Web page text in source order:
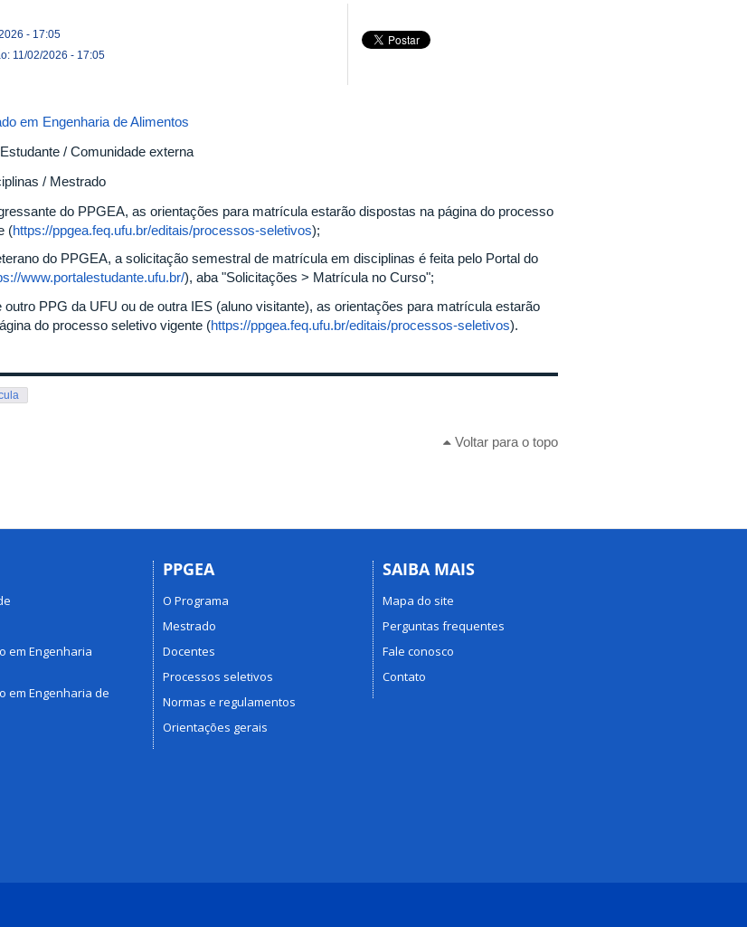
- 17:05
11/02/2026 - 17:05
em Engenharia de Alimentos
Estudante / Comunidade externa
/ Mestrado
do PPGEA, as orientações para matrícula estarão dispostas na página do processo
(https://ppgea.feq.ufu.br/editais/processos-seletivos);
do PPGEA, a solicitação semestral de matrícula em disciplinas é feita pelo Portal do
www.portalestudante.ufu.br/), aba "Solicitações > Matrícula no Curso";
outro PPG da UFU ou de outra IES (aluno visitante), as orientações para matrícula estarão
do processo seletivo vigente (https://ppgea.feq.ufu.br/editais/processos-seletivos).
Voltar para o topo
em Engenharia
em Engenharia de
PPGEA
O Programa
Mestrado
Docentes
Processos seletivos
Normas e regulamentos
Orientações gerais
SAIBA MAIS
Mapa do site
Perguntas frequentes
Fale conosco
Contato